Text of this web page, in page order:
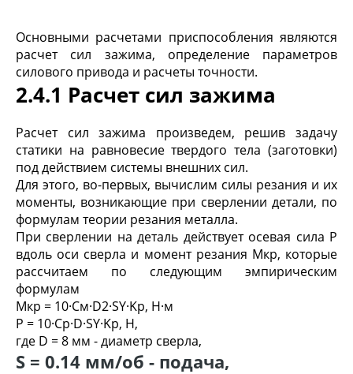
Основными расчетами приспособления являются
расчет сил зажима, определение параметров
силового привода и расчеты точности.
2.4.1 Расчет сил зажима
Расчет сил зажима произведем, решив задачу
статики на равновесие твердого тела (заготовки)
под действием системы внешних сил.
Для этого, во-первых, вычислим силы резания и их
моменты, возникающие при сверлении детали, по
формулам теории резания металла.
При сверлении на деталь действует осевая сила P
вдоль оси сверла и момент резания Мкр, которые
рассчитаем по следующим эмпирическим
формулам
Мкр = 10·См·D2·SY·Kр, Н·м
Р = 10·Ср·D·SY·Kр, Н,
где D = 8 мм - диаметр сверла,
S = 0.14 мм/об - подача,